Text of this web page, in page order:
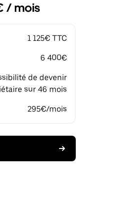
/ mois
1 125€ TTC
6 400€
de devenir
sur 46 mois
295€/mois